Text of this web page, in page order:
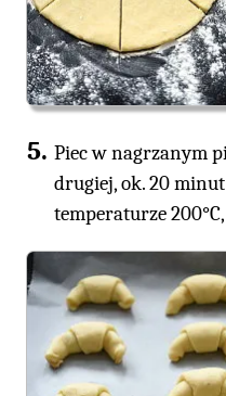
Piec w nagrzanym
drugiej, ok. 20
temperaturze